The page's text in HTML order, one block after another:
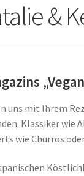
&
uns mit Ihrem
Klassiker
wie Churros